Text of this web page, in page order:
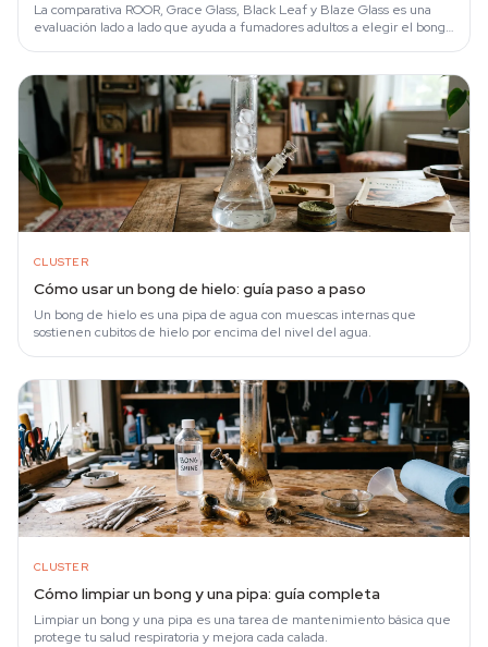
La comparativa ROOR, Grace Glass, Black Leaf y Blaze Glass es una
evaluación lado a lado que ayuda a fumadores adultos a elegir el bong
CLUSTER
Cómo usar un bong de hielo: guía paso a paso
Un bong de hielo es una pipa de agua con muescas internas que
sostienen cubitos de hielo por encima del nivel del agua.
CLUSTER
Cómo limpiar un bong y una pipa: guía completa
Limpiar un bong y una pipa es una tarea de mantenimiento básica que
protege tu salud respiratoria y mejora cada calada.